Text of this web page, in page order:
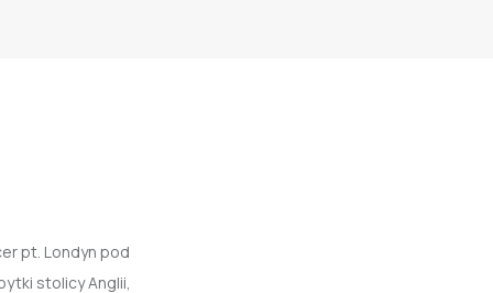
pt. Londyn pod
stolicy Anglii,